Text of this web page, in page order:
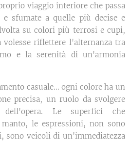
viaggio interiore che passa
sfumate a quelle più decise e
su colori più terrosi e cupi,
volesse riflettere l'alternanza tra
e la serenità di un'armonia
casuale... ogni colore ha un
precisa, un ruolo da svolgere
dell'opera. Le superfici che
le espressioni, non sono
sono veicoli di un'immediatezza